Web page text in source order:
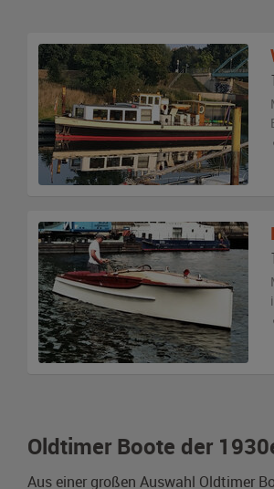
Oldtimer Boote der
Aus einer großen Auswahl Oldtimer